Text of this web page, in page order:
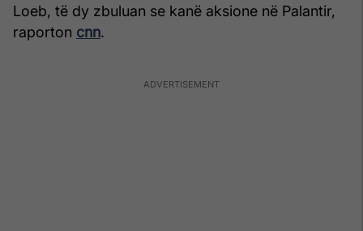
Loeb, të dy zbuluan se kanë aksione në Palantir,
raporton cnn.